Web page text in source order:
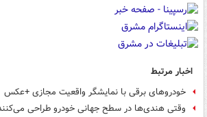
اخبار مرتبط
خودروهای برقی با نمایشگر واقعیت مجازی +عکس
وقتی هندی‌ها در سطح جهانی خودرو طراحی